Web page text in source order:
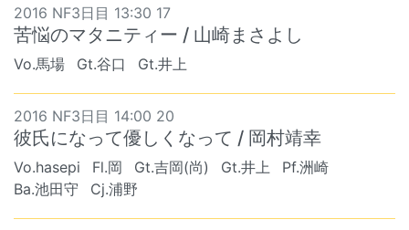
2016 NF3日目 13:30 17
苦悩のマタニティー / 山崎まさよし
Vo.馬場 Gt.谷口 Gt.井上
2016 NF3日目 14:00 20
彼氏になって優しくなって / 岡村靖幸
Vo.hasepi Fl.岡 Gt.吉岡(尚) Gt.井上
Pf.洲崎
Ba.池田守
Cj.浦野